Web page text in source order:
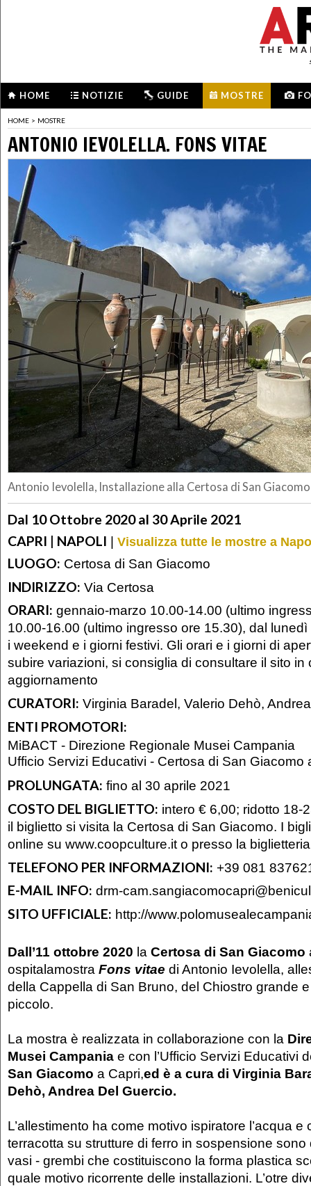
HOME NOTIZIE GUIDE MOSTRE
HOME > MOSTRE
ANTONIO IEVOLELLA. FONS VITAE
Antonio Ievolella, Installazione alla Certosa di San
Dal 10 Ottobre 2020 al 30 Aprile 2021
CAPRI | NAPOLI | Visualizza tutte le mostre a
LUOGO: Certosa di San Giacomo
INDIRIZZO: Via Certosa
ORARI: gennaio-marzo 10.00-14.00 (ultimo
10.00-16.00 (ultimo ingresso ore 15.30), dal
i weekend e i giorni festivi. Gli orari e i giorni di
subire variazioni, si consiglia di consultare il sito in
aggiornamento
CURATORI: Virginia Baradel, Valerio Dehò,
ENTI PROMOTORI:
MiBACT - Direzione Regionale Musei Campania
Ufficio Servizi Educativi - Certosa di San Giacomo
PROLUNGATA: fino al 30 aprile 2021
COSTO DEL BIGLIETTO: intero € 6,00; ridotto 18-
il biglietto si visita la Certosa di San Giacomo. I
online su www.coopculture.it o presso la
TELEFONO PER INFORMAZIONI: +39 081
E-MAIL INFO: drm-
SITO UFFICIALE: http://
Dall’11 ottobre 2020 la Certosa di San Giacomo
ospitalamostra Fons vitae di Antonio Ievolella,
della Cappella di San Bruno, del Chiostro grande
piccolo.
La mostra è realizzata in collaborazione con la
Musei Campania e con l’Ufficio Servizi Educativi
San Giacomo a Capri,ed è a cura di Virginia
Dehò, Andrea Del Guercio.
L’allestimento ha come motivo ispiratore l’acqua e
terracotta su strutture di ferro in sospensione sono
vasi - grembi che costituiscono la forma plastica
quale motivo ricorrente delle installazioni. L’otre